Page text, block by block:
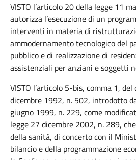
VISTO l’articolo 20 della legge 11
autorizza l’esecuzione di un
interventi in materia di
ammodernamento tecnologico del
pubblico e di realizzazione di
assistenziali per anziani e soggetti
VISTO l’articolo 5-bis, comma 1,
dicembre 1992, n. 502, introdotto
giugno 1999, n. 229, come
legge 27 dicembre 2002, n. 289,
della sanità, di concerto con il
bilancio e della programmazione